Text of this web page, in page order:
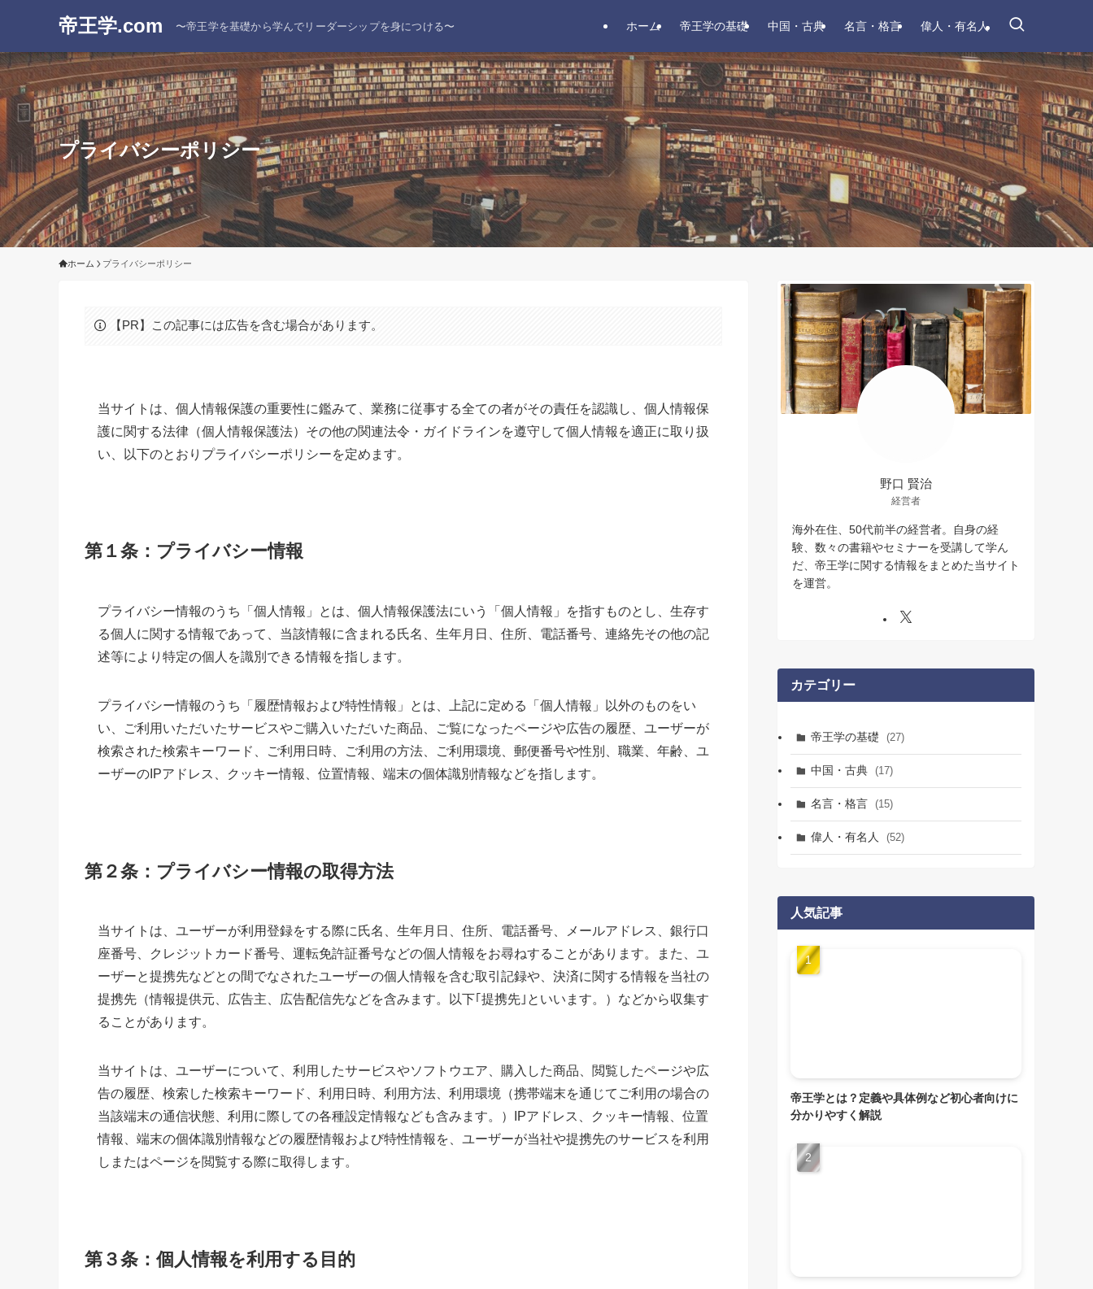
帝王学.com 〜帝王学を基礎から学んでリーダーシップを身につける〜 ホーム 帝王学の基礎 中国・古典 名言・格言 偉人・有名人
プライバシーポリシー
ホーム プライバシーポリシー
【PR】この記事には広告を含む場合があります。
当サイトは、個人情報保護の重要性に鑑みて、業務に従事する全ての者がその責任を認識し、個人情報保
護に関する法律（個人情報保護法）その他の関連法令・ガイドラインを遵守して個人情報を適正に取り扱
い、以下のとおりプライバシーポリシーを定めます。
第１条：プライバシー情報
プライバシー情報のうち「個人情報」とは、個人情報保護法にいう「個人情報」を指すものとし、生存す
る個人に関する情報であって、当該情報に含まれる氏名、生年月日、住所、電話番号、連絡先その他の記
述等により特定の個人を識別できる情報を指します。
プライバシー情報のうち「履歴情報および特性情報」とは、上記に定める「個人情報」以外のものをい
い、ご利用いただいたサービスやご購入いただいた商品、ご覧になったページや広告の履歴、ユーザーが
検索された検索キーワード、ご利用日時、ご利用の方法、ご利用環境、郵便番号や性別、職業、年齢、ユ
ーザーのIPアドレス、クッキー情報、位置情報、端末の個体識別情報などを指します。
第２条：プライバシー情報の取得方法
当サイトは、ユーザーが利用登録をする際に氏名、生年月日、住所、電話番号、メールアドレス、銀行口
座番号、クレジットカード番号、運転免許証番号などの個人情報をお尋ねすることがあります。また、ユ
ーザーと提携先などとの間でなされたユーザーの個人情報を含む取引記録や、決済に関する情報を当社の
提携先（情報提供元、広告主、広告配信先などを含みます。以下｢提携先｣といいます。）などから収集す
ることがあります。
当サイトは、ユーザーについて、利用したサービスやソフトウエア、購入した商品、閲覧したページや広
告の履歴、検索した検索キーワード、利用日時、利用方法、利用環境（携帯端末を通じてご利用の場合の
当該端末の通信状態、利用に際しての各種設定情報なども含みます。）IPアドレス、クッキー情報、位置
情報、端末の個体識別情報などの履歴情報および特性情報を、ユーザーが当社や提携先のサービスを利用
しまたはページを閲覧する際に取得します。
第３条：個人情報を利用する目的
野口 賢治
経営者
海外在住、50代前半の経営者。自身の経
験、数々の書籍やセミナーを受講して学ん
だ、帝王学に関する情報をまとめた当サイト
を運営。
カテゴリー
帝王学の基礎 (27)
中国・古典 (17)
名言・格言 (15)
偉人・有名人 (52)
人気記事
帝王学とは？定義や具体例など初心者向けに
分かりやすく解説